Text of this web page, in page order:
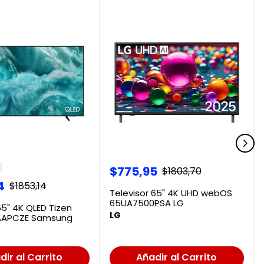
$1853,14
4K QLED Tizen
Samsung
al Carrito
$775,95 $1803,70
Televisor 65" 4K UHD webOS
65UA7500PSA LG
LG
Añadir al Carrito